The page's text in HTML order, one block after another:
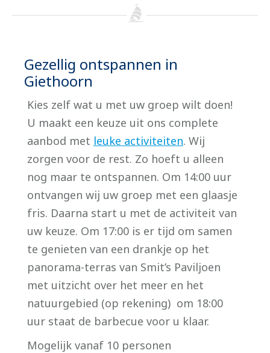
Gezellig ontspannen in
Giethoorn
Kies zelf wat u met uw groep wilt doen!
U maakt een keuze uit ons complete
aanbod met leuke activiteiten. Wij
zorgen voor de rest. Zo hoeft u alleen
nog maar te ontspannen. Om 14:00 uur
ontvangen wij uw groep met een glaasje
fris. Daarna start u met de activiteit van
uw keuze. Om 17:00 is er tijd om samen
te genieten van een drankje op het
panorama-terras van Smit’s Paviljoen
met uitzicht over het meer en het
natuurgebied (op rekening) om 18:00
uur staat de barbecue voor u klaar.
Mogelijk vanaf 10 personen